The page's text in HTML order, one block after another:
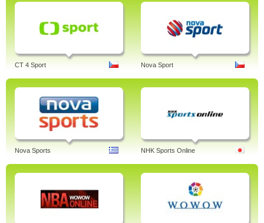
CT 4 Sport Nova Sport
Nova Sports NHK Sports Online